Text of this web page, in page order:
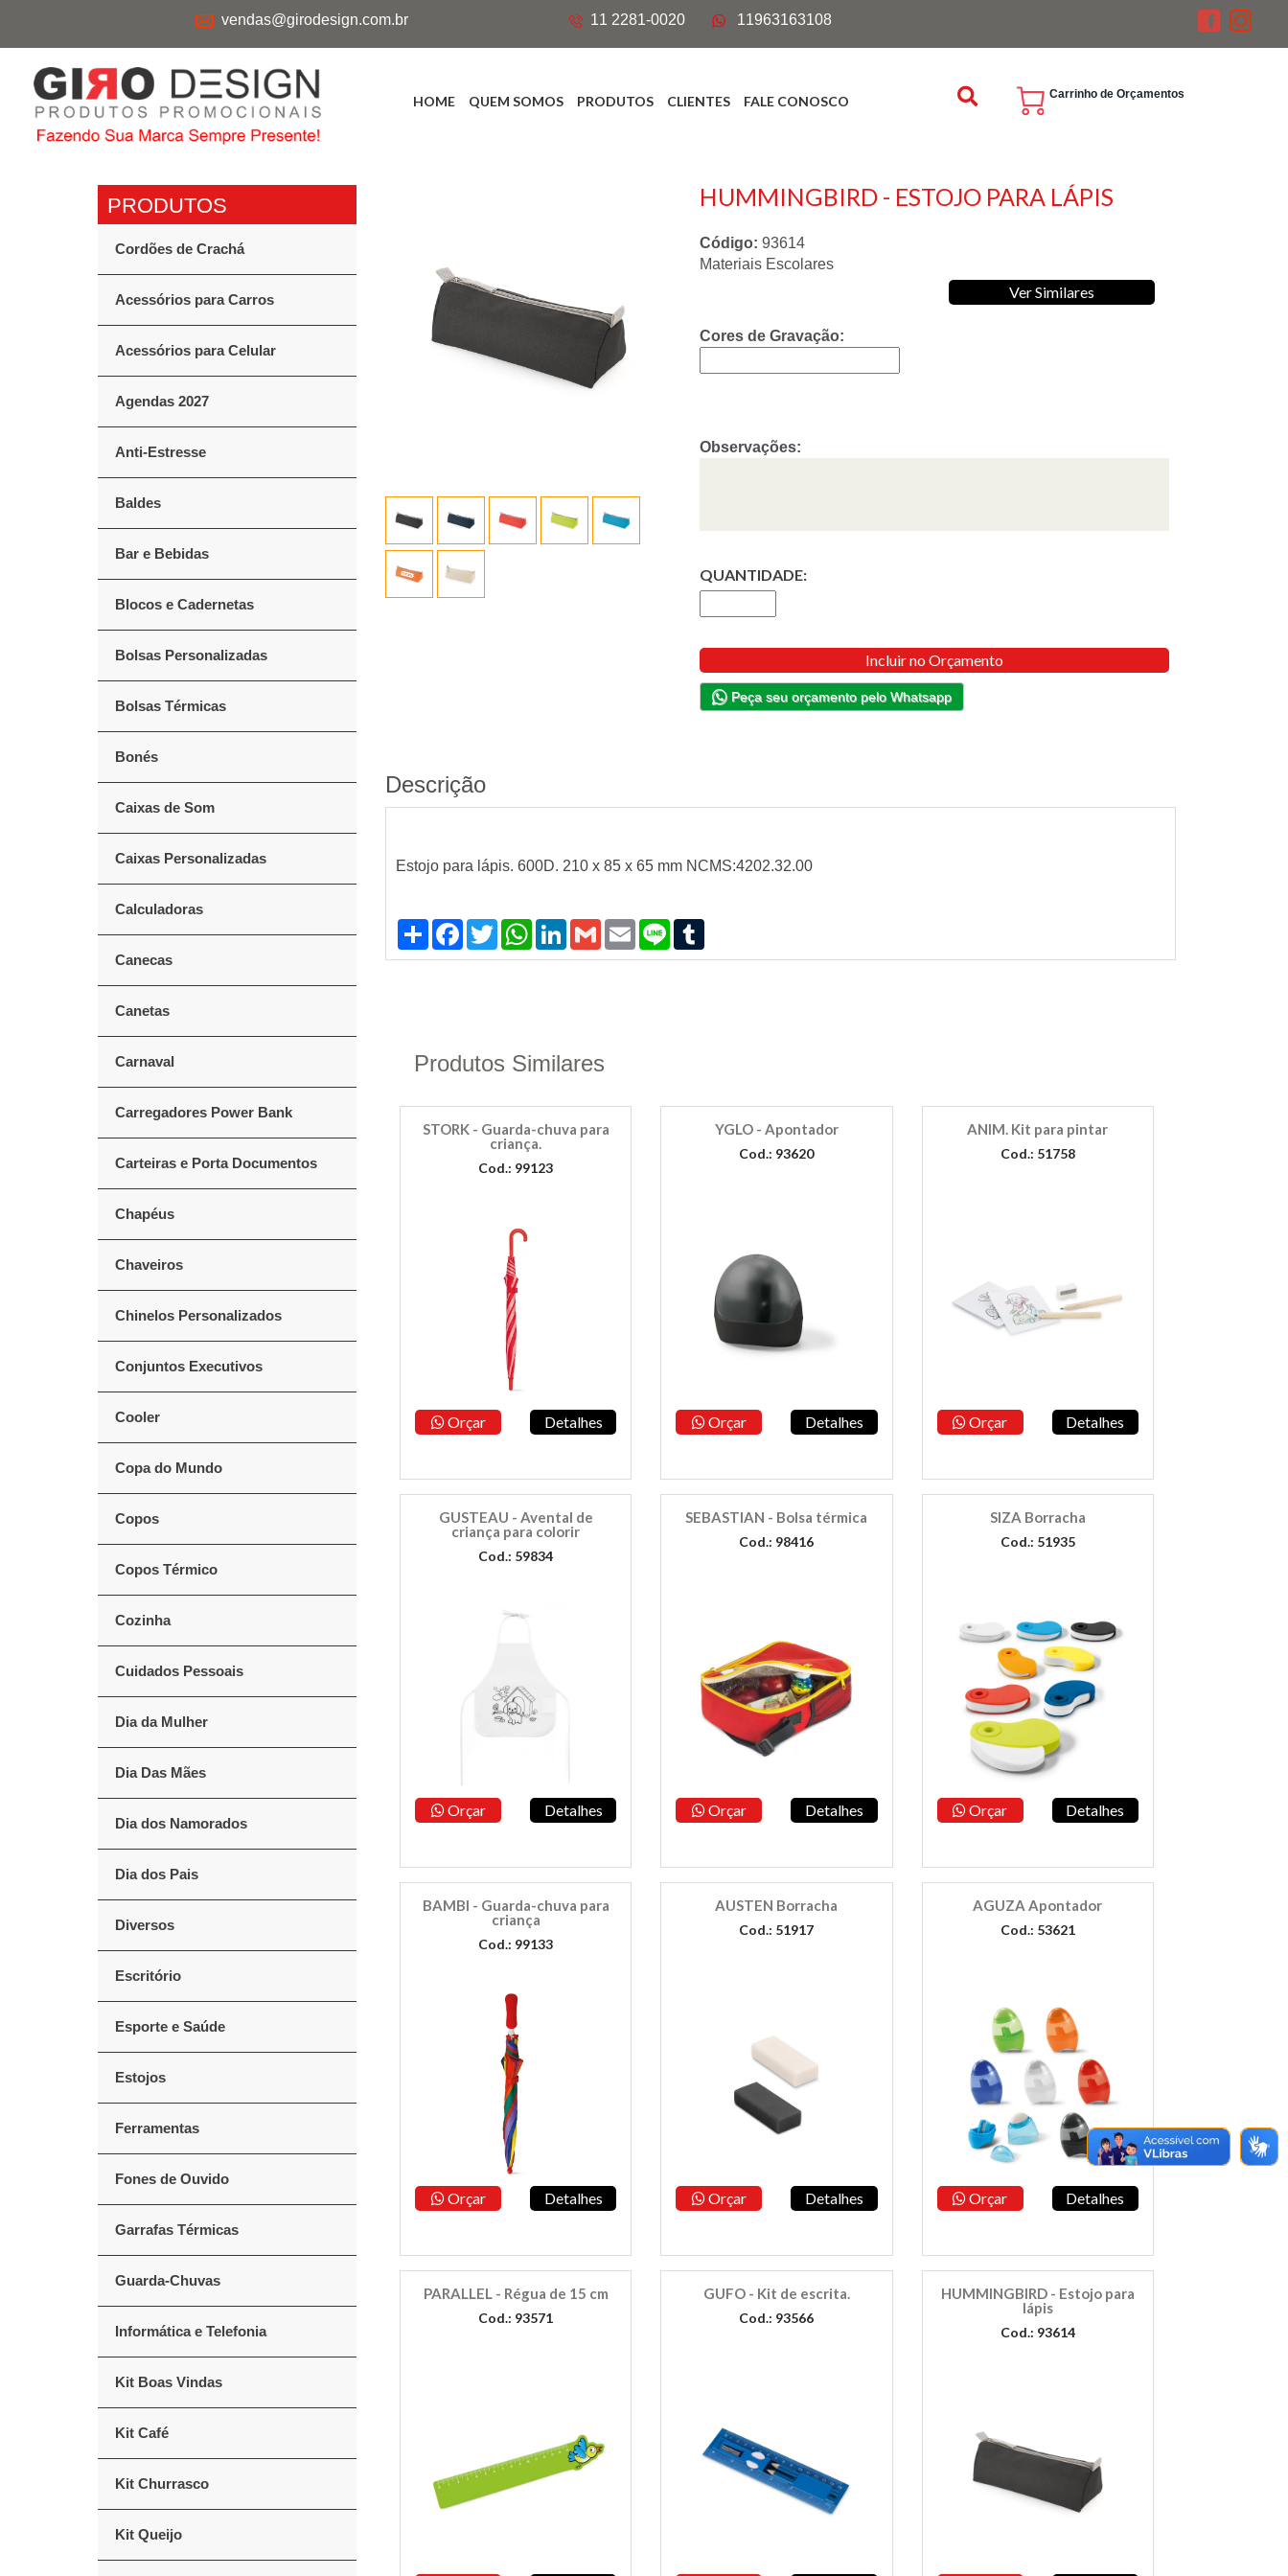
vendas@girodesign.com.br 11 2281-0020 11963163108
HOME QUEM SOMOS PRODUTOS CLIENTES FALE CONOSCO Carrinho de Orçamentos
Cordões de Crachá
Acessórios para Carros
Acessórios para Celular
Agendas 2027
Anti-Estresse
Baldes
Bar e Bebidas
Blocos e Cadernetas
Bolsas Personalizadas
Bolsas Térmicas
Bonés
Caixas de Som
Caixas Personalizadas
Calculadoras
Canecas
Canetas
Carnaval
Carregadores Power Bank
Carteiras e Porta Documentos
Chapéus
Chaveiros
Chinelos Personalizados
Conjuntos Executivos
Cooler
Copa do Mundo
Copos
Copos Térmico
Cozinha
Cuidados Pessoais
Dia da Mulher
Dia Das Mães
Dia dos Namorados
Dia dos Pais
Diversos
Escritório
Esporte e Saúde
Estojos
Ferramentas
Fones de Ouvido
Garrafas Térmicas
Guarda-Chuvas
Informática e Telefonia
Kit Boas Vindas
Kit Café
Kit Churrasco
Kit Queijo
HUMMINGBIRD - ESTOJO PARA LÁPIS
Código: 93614
Materiais Escolares
Ver Similares
Cores de Gravação:
Observações:
QUANTIDADE:
Incluir no Orçamento
Peça seu orçamento pelo Whatsapp
Descrição
Estojo para lápis. 600D. 210 x 85 x 65 mm NCMS:4202.32.00
Compartilhar
Facebook
TwitterWhatsApp
LinkedIn
GmailEmailLine
Produtos Similares
STORK - Guarda-chuva para
criança.
Cod.: 99123
Orçar Detalhes
YGLO - Apontador
Cod.: 93620
Orçar Detalhes
ANIM. Kit para pintar
Cod.: 51758
Orçar Detalhes
GUSTEAU - Avental de
criança para colorir
Cod.: 59834
Orçar Detalhes
SEBASTIAN - Bolsa térmica
Cod.: 98416
Orçar Detalhes
SIZA Borracha
Cod.: 51935
Orçar Detalhes
BAMBI - Guarda-chuva para
criança
Cod.: 99133
Orçar Detalhes
AUSTEN Borracha
Cod.: 51917
Orçar Detalhes
AGUZA Apontador
Cod.: 53621
Orçar Detalhes
PARALLEL - Régua de 15 cm
Cod.: 93571
GUFO - Kit de escrita.
Cod.: 93566
HUMMINGBIRD - Estojo para
lápis
Cod.: 93614